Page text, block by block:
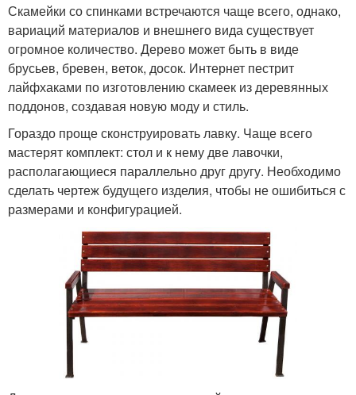
Скамейки со спинками встречаются чаще всего, однако,
вариаций материалов и внешнего вида существует
огромное количество. Дерево может быть в виде
брусьев, бревен, веток, досок. Интернет пестрит
лайфхаками по изготовлению скамеек из деревянных
поддонов, создавая новую моду и стиль.
Гораздо проще сконструировать лавку. Чаще всего
мастерят комплект: стол и к нему две лавочки,
располагающиеся параллельно друг другу. Необходимо
сделать чертеж будущего изделия, чтобы не ошибиться с
размерами и конфигурацией.